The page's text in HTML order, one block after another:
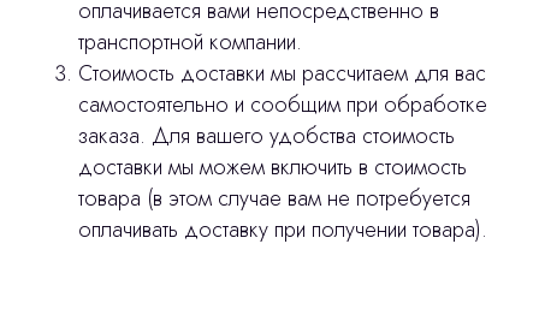
оплачивается вами непосредственно в
транспортной компании.
Стоимость доставки мы рассчитаем для вас
самостоятельно и сообщим при обработке
заказа. Для вашего удобства стоимость
доставки мы можем включить в стоимость
товара (в этом случае вам не потребуется
оплачивать доставку при получении товара).